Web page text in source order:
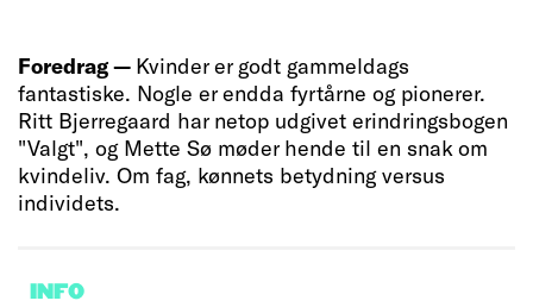
Foredrag — Kvinder er godt gammeldags
fantastiske. Nogle er endda fyrtårne og pionerer.
Ritt Bjerregaard har netop udgivet erindringsbogen
"Valgt", og Mette Sø møder hende til en snak om
kvindeliv. Om fag, kønnets betydning versus
individets.
INFO